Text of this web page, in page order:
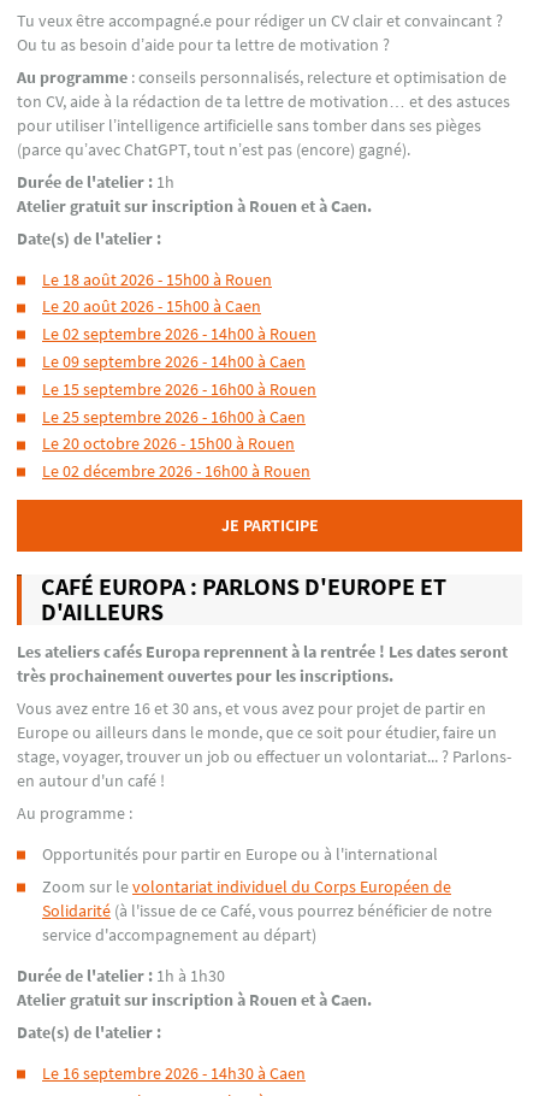
Tu veux être accompagné.e pour rédiger un CV clair et convaincant ?
Ou tu as besoin d’aide pour ta lettre de motivation ?
Au programme : conseils personnalisés, relecture et optimisation de
ton CV, aide à la rédaction de ta lettre de motivation… et des astuces
pour utiliser l’intelligence artificielle sans tomber dans ses pièges
(parce qu’avec ChatGPT, tout n’est pas (encore) gagné).
Durée de l'atelier : 1h
Atelier gratuit sur inscription à Rouen et à Caen.
Date(s) de l'atelier :
Le 18 août 2026 - 15h00 à Rouen
Le 20 août 2026 - 15h00 à Caen
Le 02 septembre 2026 - 14h00 à Rouen
Le 09 septembre 2026 - 14h00 à Caen
Le 15 septembre 2026 - 16h00 à Rouen
Le 25 septembre 2026 - 16h00 à Caen
Le 20 octobre 2026 - 15h00 à Rouen
Le 02 décembre 2026 - 16h00 à Rouen
JE PARTICIPE
CAFÉ EUROPA : PARLONS D'EUROPE ET
D'AILLEURS
Les ateliers cafés Europa reprennent à la rentrée ! Les dates seront
très prochainement ouvertes pour les inscriptions.
Vous avez entre 16 et 30 ans, et vous avez pour projet de partir en
Europe ou ailleurs dans le monde, que ce soit pour étudier, faire un
stage, voyager, trouver un job ou effectuer un volontariat... ? Parlons-
en autour d'un café !
Au programme :
Opportunités pour partir en Europe ou à l'international
Zoom sur levolontariat individuel du Corps Européen de
Solidarité (à l'issue de ce Café, vous pourrez bénéficier de notre
service d'accompagnement au départ)
Durée de l'atelier : 1h à 1h30
Atelier gratuit sur inscription à Rouen et à Caen.
Date(s) de l'atelier :
Le 16 septembre 2026 - 14h30 à Caen